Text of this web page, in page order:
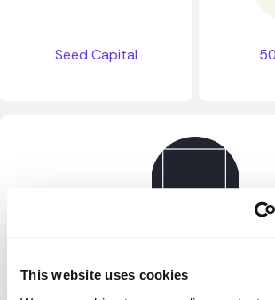
This website uses cookies
Seed Capital